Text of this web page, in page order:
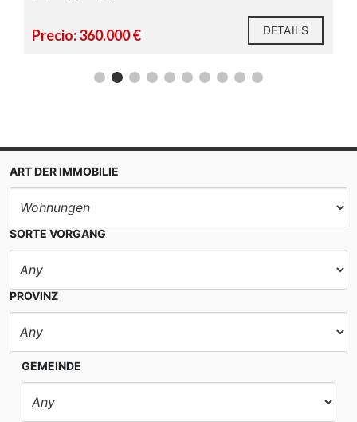
DETAILS Precio: 339.000 €
ART DER IMMOBILIE
SORTE VORGANG
PROVINZ
GEMEINDE